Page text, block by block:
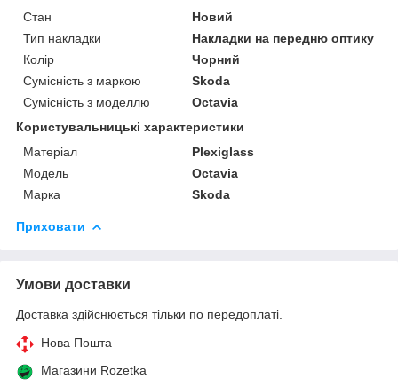
Стан
Новий
Тип накладки
Накладки на передню оптику
Колір
Чорний
Сумісність з маркою
Skoda
Сумісність з моделлю
Octavia
Користувальницькі характеристики
Матеріал
Plexiglass
Модель
Octavia
Марка
Skoda
Приховати
Умови доставки
Доставка здійснюється тільки по передоплаті.
Нова Пошта
Магазини Rozetka